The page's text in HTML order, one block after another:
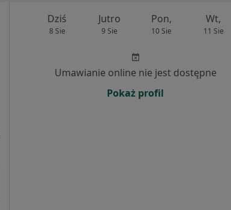
Dziś
8 Sie
Jutro
9 Sie
Pon,
10 Sie
Wt,
11 Sie
Umawianie online nie jest dostępne
Pokaż profil